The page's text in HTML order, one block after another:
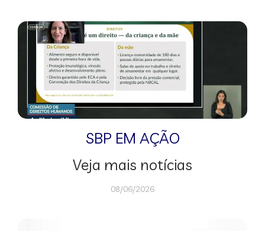
SBP EM AÇÃO
Veja mais notícias
08/06/2026